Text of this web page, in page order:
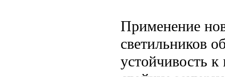
Применение
светильников
устойчивость